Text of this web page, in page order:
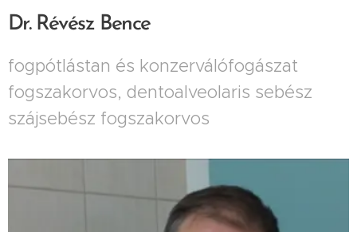
Dr. Révész Bence
fogpótlástan és konzerválófogászat
fogszakorvos, dentoalveolaris sebész
szájsebész fogszakorvos